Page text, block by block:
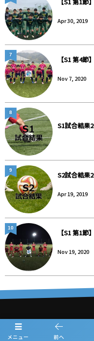
Apr 30, 2019
【S1 第4節
Nov 7, 2020
7
S1試合結果
8
S2試合結果
Apr 19, 2019
9
【S1 第1
Nov 19, 2020
10
メニュー 前へ
大会概要